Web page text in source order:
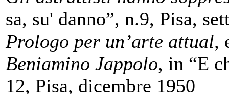
sa, su' danno”, n.9, Pisa,
Prologo per un’arte attual,
Beniamino Jappolo, in “E
12, Pisa, dicembre 1950